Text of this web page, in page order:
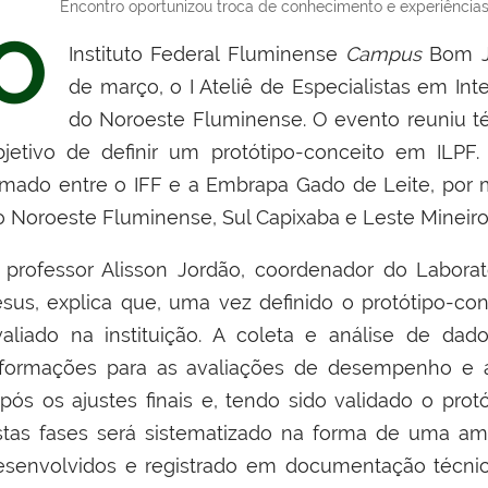
Encontro oportunizou troca de conhecimento e
Instituto Federal Fluminense Campus Bom
de março, o I Ateliê de Especialistas em
do Noroeste Fluminense. O evento reuniu
de definir um protótipo-conceito em
entre o IFF e a Embrapa Gado de Leite, por
Noroeste Fluminense, Sul Capixaba e Leste
professor Alisson Jordão, coordenador do
explica que, uma vez definido o protótipo-
na instituição. A coleta e análise de
para as avaliações de desempenho e
os ajustes finais e, tendo sido validado o
fases será sistematizado na forma de uma
e registrado em documentação